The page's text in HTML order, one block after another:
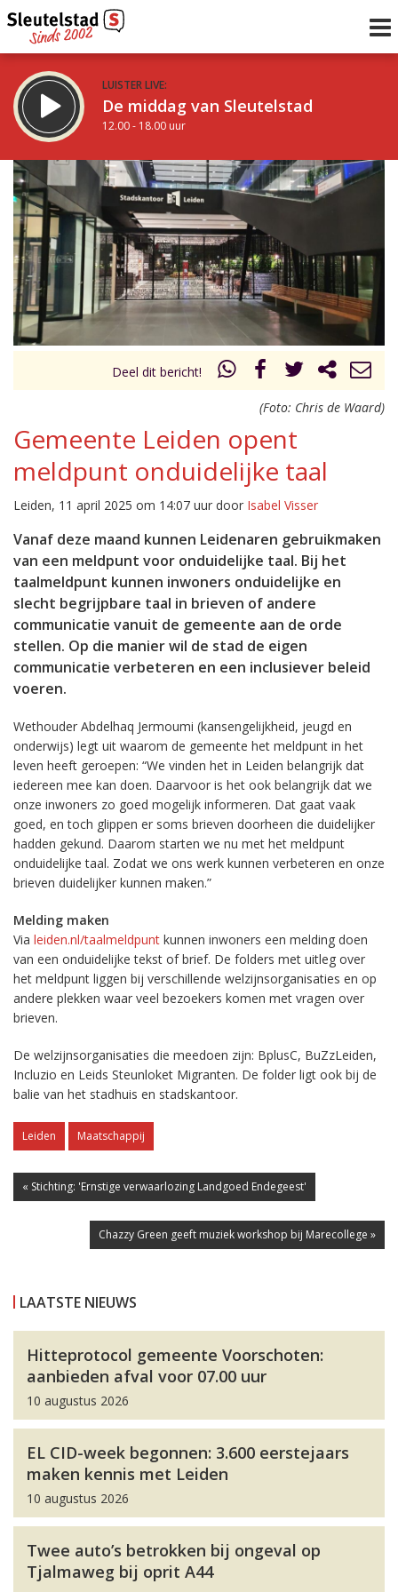
LUISTER LIVE:
De middag van Sleutelstad
12.00 - 18.00 uur
STRAKS:
De avond van Sleutelstad
18.00 - 21.00 uur
Vorig uur
uur 1 van 0
Inklappen
Deel dit bericht!
(Foto: Chris de Waard)
Gemeente Leiden opent
meldpunt onduidelijke taal
Leiden, 11 april 2025 om 14:07 uur door Isabel Visser
Vanaf deze maand kunnen Leidenaren gebruikmaken
van een meldpunt voor onduidelijke taal. Bij het
taalmeldpunt kunnen inwoners onduidelijke en
slecht begrijpbare taal in brieven of andere
communicatie vanuit de gemeente aan de orde
stellen. Op die manier wil de stad de eigen
communicatie verbeteren en een inclusiever beleid
voeren.
Wethouder Abdelhaq Jermoumi (kansengelijkheid, jeugd en
onderwijs) legt uit waarom de gemeente het meldpunt in het
leven heeft geroepen: “We vinden het in Leiden belangrijk dat
iedereen mee kan doen. Daarvoor is het ook belangrijk dat we
onze inwoners zo goed mogelijk informeren. Dat gaat vaak
goed, en toch glippen er soms brieven doorheen die duidelijker
hadden gekund. Daarom starten we nu met het meldpunt
onduidelijke taal. Zodat we ons werk kunnen verbeteren en onze
brieven duidelijker kunnen maken.”
Melding maken
Via leiden.nl/taalmeldpunt kunnen inwoners een melding doen
van een onduidelijke tekst of brief. De folders met uitleg over
het meldpunt liggen bij verschillende welzijnsorganisaties en op
andere plekken waar veel bezoekers komen met vragen over
brieven.
De welzijnsorganisaties die meedoen zijn: BplusC, BuZzLeiden,
Incluzio en Leids Steunloket Migranten. De folder ligt ook bij de
balie van het stadhuis en stadskantoor.
Leiden Maatschappij
« Stichting: 'Ernstige verwaarlozing Landgoed Endegeest'
Chazzy Green geeft muziek workshop bij Marecollege »
LAATSTE NIEUWS
Hitteprotocol gemeente Voorschoten:
aanbieden afval voor 07.00 uur
10 augustus 2026
EL CID-week begonnen: 3.600 eerstejaars
maken kennis met Leiden
10 augustus 2026
Twee auto’s betrokken bij ongeval op
Tjalmaweg bij oprit A44